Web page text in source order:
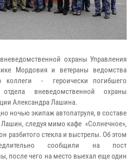
охраны Управления
Мордовия и ветераны ведомства
коллеги - героически погибшего
отдела вневедомственной охраны
Александра Лашина.
ночью экипаж автопатруля, в составе
следуя мимо кафе «Солнечное»,
разбитого стекла и выстрелы. Об этом
сообщили на пост
после чего на место выехал еще один